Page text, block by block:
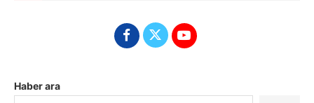
Haber ara